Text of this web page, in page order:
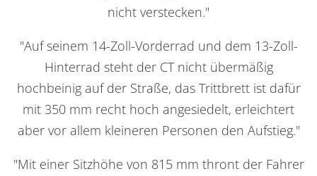
nicht verstecken."
"Auf seinem 14-Zoll-Vorderrad und dem 13-Zoll-
Hinterrad steht der CT nicht übermäßig
hochbeinig auf der Straße, das Trittbrett ist dafür
mit 350 mm recht hoch angesiedelt, erleichtert
aber vor allem kleineren Personen den Aufstieg."
"Mit einer Sitzhöhe von 815 mm thront der Fahrer